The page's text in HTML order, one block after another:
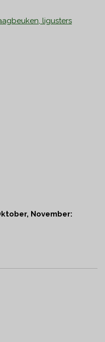
ligusters
November: